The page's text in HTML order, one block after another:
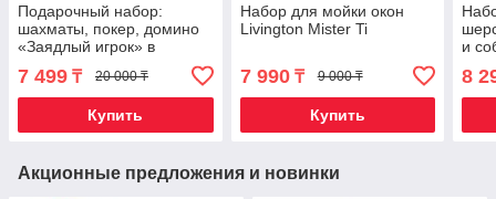
Подарочный набор:
шахматы, покер, домино
«Заядлый игрок» в
(Шахматы и Покер)
7 499 ₸ 20 000 ₸
Купить
Набор для мойки окон
Livington Mister Ti
7 990₸ 9 000 ₸
Купить
и
8
Акционные предложения и новинки